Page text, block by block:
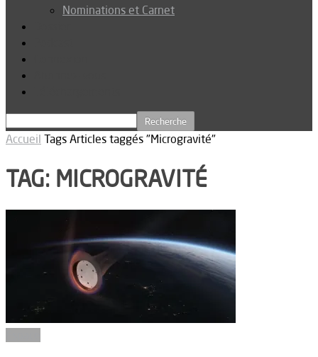
Nominations et Carnet
Accueil Tags Articles taggés "Microgravité"
TAG: MICROGRAVITÉ